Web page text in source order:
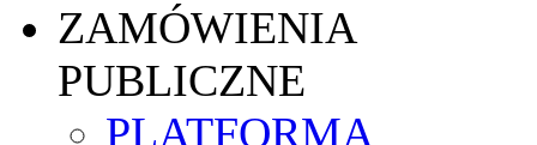
ZAMÓWIENIA
PUBLICZNE
PLATFORMA